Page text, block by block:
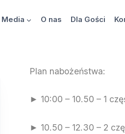
Media O nas Dla Gości
Plan nabożeństwa:
► 10:00 – 10.50 – 1
► 10.50 – 12.30 – 2